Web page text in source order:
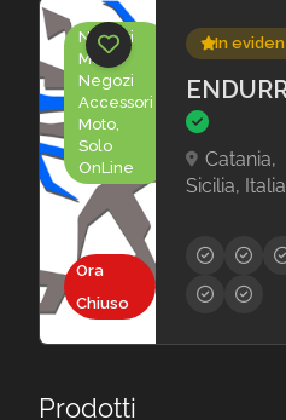
Ora
Chiuso
Negozi
Moto,
Negozi
Accessori
Moto,
Solo
OnLine
In
Catania,
Sicilia, Italia
Prodotti